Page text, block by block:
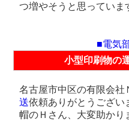
つ増やそうと思っていま
■電気
小型印刷物の
名古屋市中区の有限会社
送依頼ありがとうござい
帽のＨさん、大変助かり